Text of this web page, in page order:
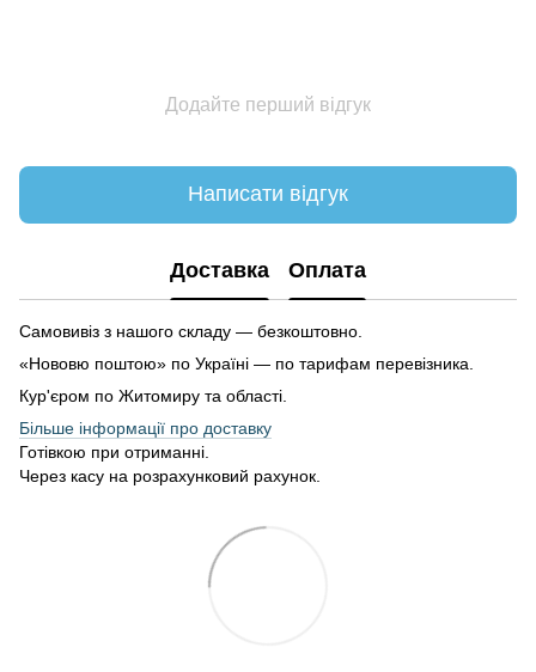
Додайте перший відгук
Написати відгук
Доставка Оплата
Самовивіз з нашого складу — безкоштовно.
«Нововю поштою» по Україні — по тарифам перевізника.
Кур'єром по Житомиру та області.
Більше інформації про доставку
Готівкою при отриманні.
Через касу на розрахунковий рахунок.